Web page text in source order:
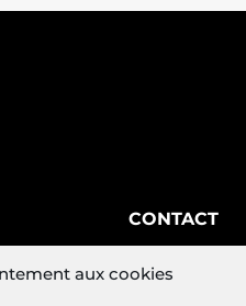
aux cookies
CONTACT
AtelierD
88200